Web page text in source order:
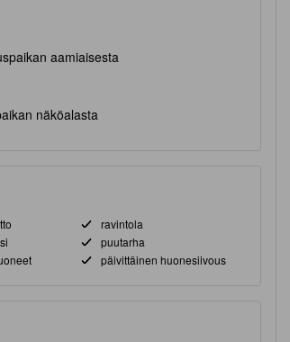
aamiaisesta
näköalasta
ravintola
puutarha
päivittäinen huonesiivous